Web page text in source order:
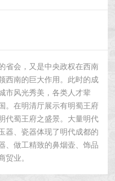
省会，又是中央政权在西南
西南的巨大作用。此时的成
市风光秀美，各类人才辈
。在明清厅展示有明蜀王府
代蜀王府之盛景。大量明代
器、瓷器体现了明代成都的
、做工精致的鼻烟壶、饰品
贸业。